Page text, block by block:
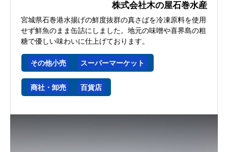
株式会社木の屋石巻水産
宮城県石巻港水揚げの鮮度抜群の真さばを冷凍原料を使用
せず鮮魚のまま缶詰にしました。地元の味噌や喜界島の粗
糖で優しい味わいに仕上げております。
その他小売 スーパーマーケット
商社・卸売 百貨店